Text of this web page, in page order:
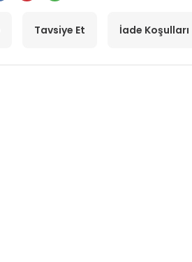
Tavsiye Et İade Koşulları